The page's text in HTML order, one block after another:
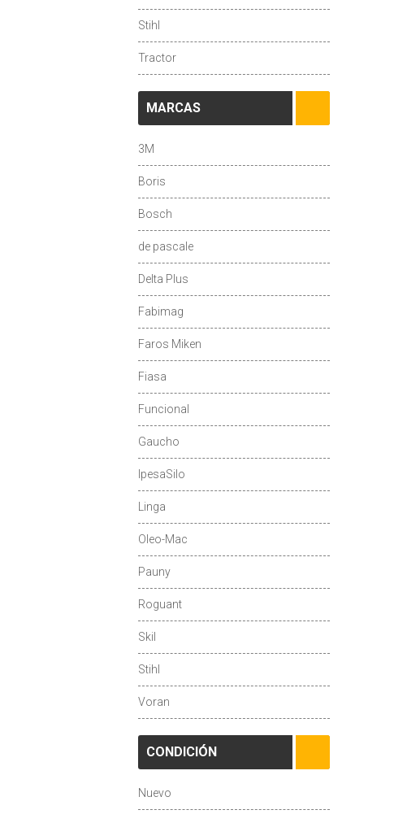
Stihl
Tractor
MARCAS
3M
Boris
Bosch
de pascale
Delta Plus
Fabimag
Faros Miken
Fiasa
Funcional
Gaucho
IpesaSilo
Linga
Oleo-Mac
Pauny
Roguant
Skil
Stihl
Voran
CONDICIÓN
Nuevo